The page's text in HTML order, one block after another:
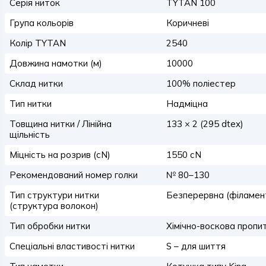
Серія ниток
TYTAN 100
Група кольорів
Коричневі
Колір TYTAN
2540
Довжина намотки (м)
10000
Склад нитки
100% поліестер
Тип нитки
Надміцна
Товщина нитки / Лінійна
щільність
133 × 2 (295 dtex)
Міцність на розрив (сN)
1550 сN
Рекомендований номер голки
№ 80–130
Тип структури нитки
(структура волокон)
Безперервна
Тип обробки нитки
Хімічно-воскова
Спеціальні властивості нитки
S – для шиття